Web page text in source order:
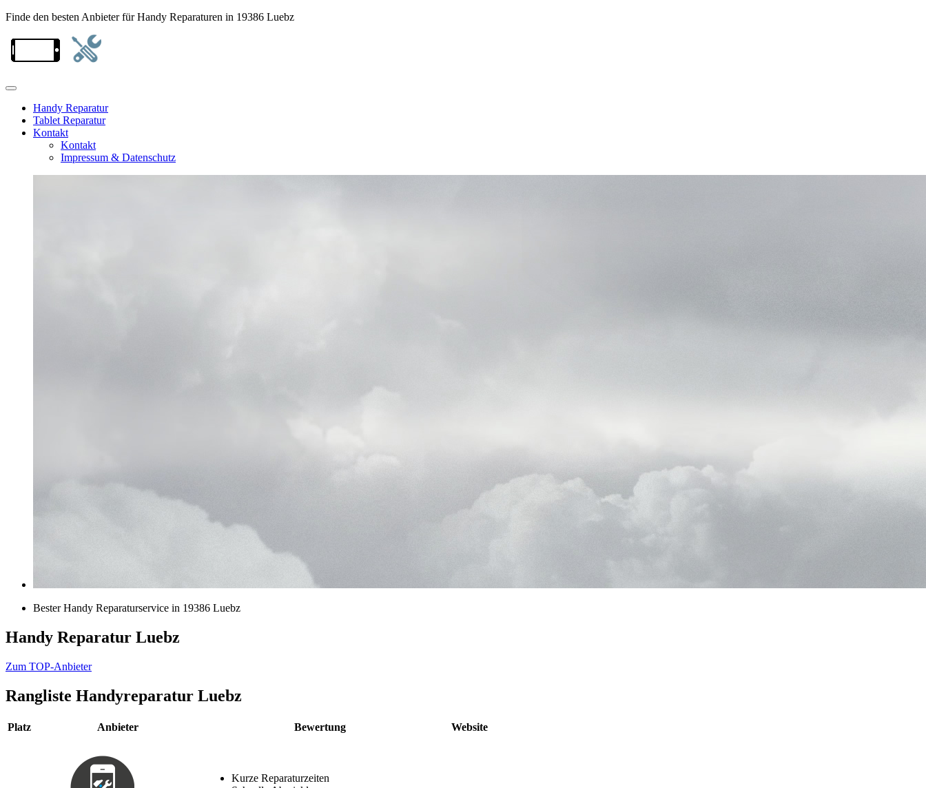
Finde den besten Anbieter für Handy Reparaturen in 19386 Luebz
Handy Reparatur
Tablet Reparatur
Kontakt
Kontakt
Impressum & Datenschutz
Bester Handy Reparaturservice in 19386 Luebz
Handy Reparatur Luebz
Zum TOP-Anbieter
Rangliste Handyreparatur Luebz
Platz Anbieter Bewertung Website
Kurze Reparaturzeiten